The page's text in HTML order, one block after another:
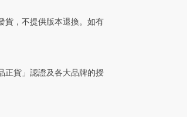
貨，不提供版本退換。如有
正貨」認證及各大品牌的授